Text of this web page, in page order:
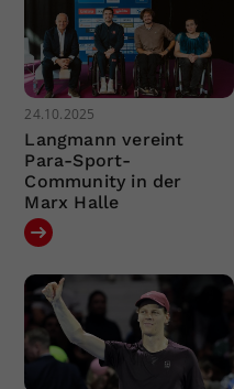
24.10.2025
Langmann vereint
Para-Sport-
Community in der
Marx Halle